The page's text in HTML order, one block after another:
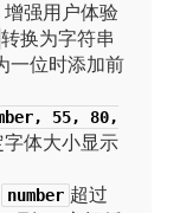
强用户体验
转换为字符串
一位时添加前
55, 80,
体大小显示
number 超过